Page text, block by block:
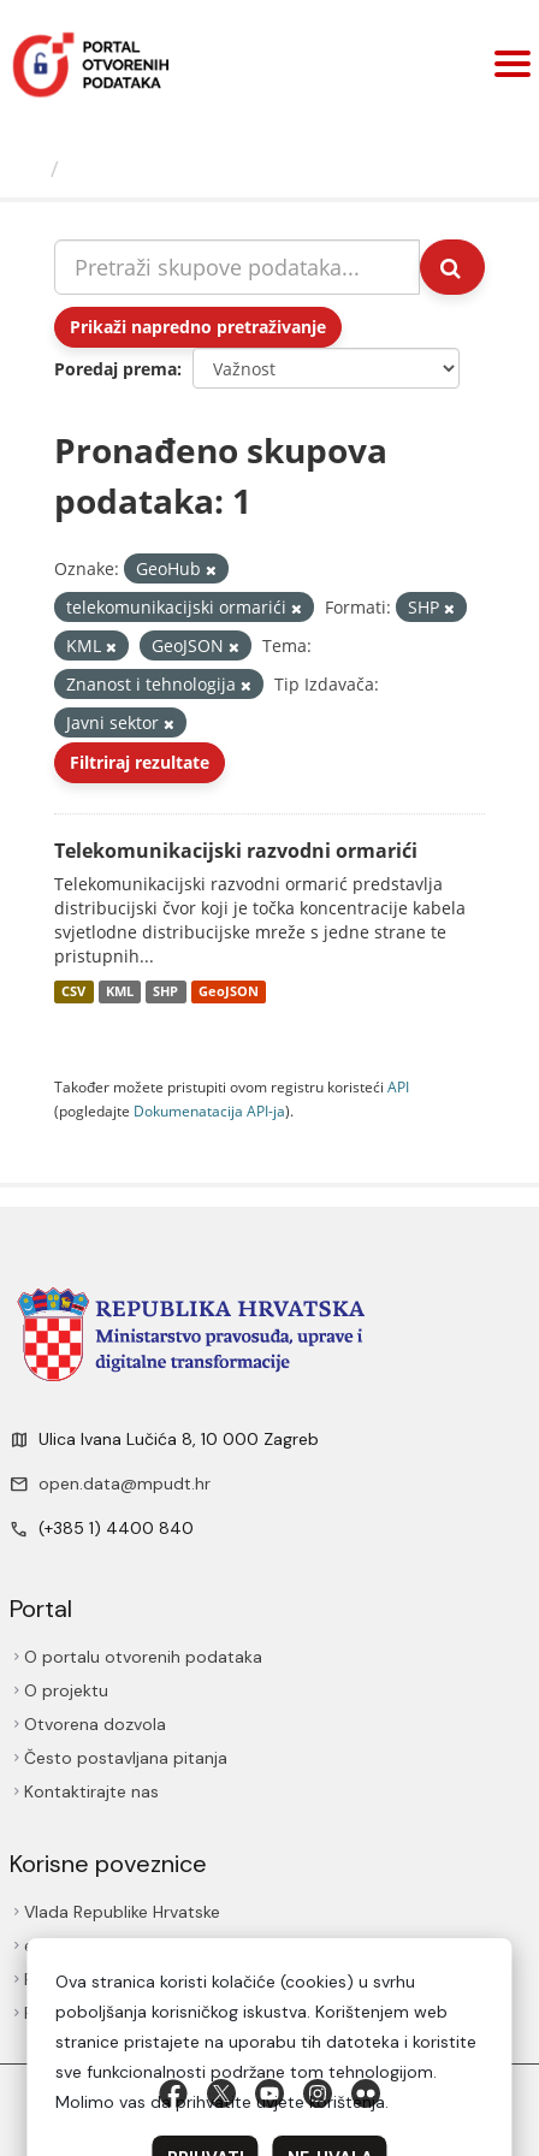
sadržaj
Prikaži napredno pretraživanje
Poredaj prema
Pronađeno skupova
podataka: 1
Oznake:
GeoHub
telekomunikacijski ormarići
Formati:
SHP
KML
GeoJSON
Tema:
Znanost i tehnologija
Tip Izdavača:
Javni sektor
Filtriraj rezultate
Telekomunikacijski razvodni ormarići
Telekomunikacijski razvodni ormarić predstavlja
distribucijski čvor koji je točka koncentracije kabela
svjetlodne distribucijske mreže s jedne strane te
pristupnih...
CSV KML SHP GeoJSON
Također možete pristupiti ovom registru koristeći API
(pogledajte Dokumenаtаcijа API-jа).